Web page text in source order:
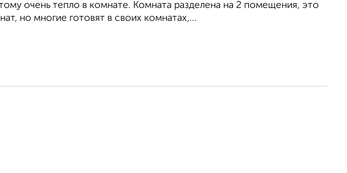
очень тепло в комнате. Комната разделена на 2 помещения, это
но многие готовят в своих комнатах,...